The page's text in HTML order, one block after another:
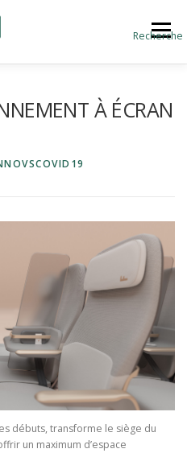
Recherche
Menu
À ÉCRAN
débuts, transforme le siège du
un maximum d’espace